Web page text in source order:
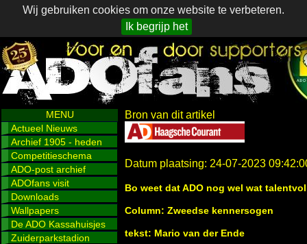
Wij gebruiken cookies om onze website te verbeteren.
Ik begrijp het
MENU
Actueel Nieuws
Archief 1905 - heden
Competitieschema
ADO-post archief
ADOfans visit
Downloads
Wallpapers
De ADO Kassahuisjes
Zuiderparkstadion
Bron van dit artikel
Datum plaatsing: 24-07-2023
Bo weet dat ADO nog wel wat
Column: Zweedse kennersogen
tekst: Mario van der Ende